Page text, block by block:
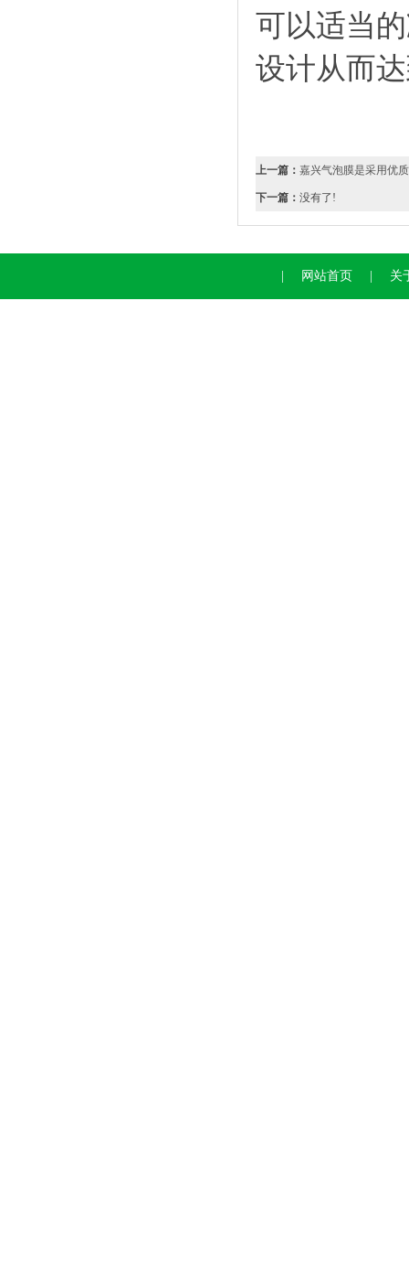
可以适当
设计从而
上一篇： 嘉兴气泡膜是采用优
下一篇： 没有了!
网站首页 关